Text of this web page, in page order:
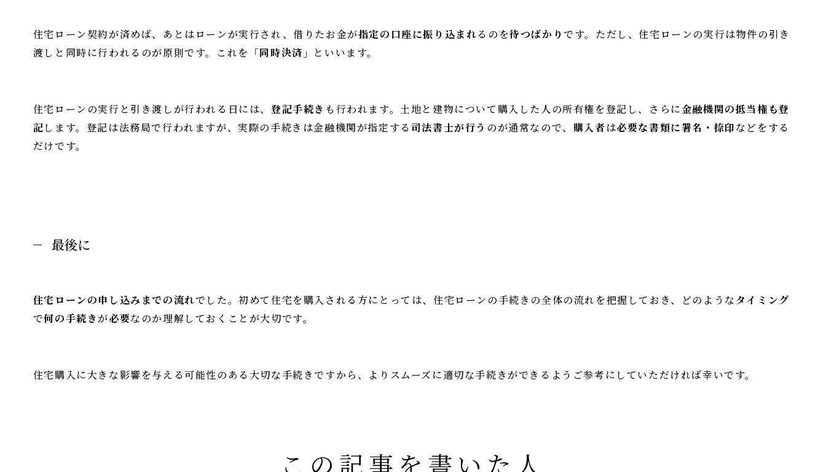
住宅ローン契約が済めば、あとはローンが実行され、借りたお金が指定の口座に振り込まれるのを待つばかりです。ただし、住宅ローンの実行は物件の引き
渡しと同時に行われるのが原則です。これを 「同時決済」 といいます。
住宅ローンの実行と引き渡しが行われる日には、 登記手続き も行われます。土地と建物について購入した人の所有権を登記し、さらに金融機関の抵当権も登
記します。登記は法務局で行われますが、実際の手続きは金融機関が指定する司法書士が行う のが通常なので、 購入者は必要な書類に署名・捺印などをする
だけです。
最後に
住宅ローンの申し込みまでの流れでした。初めて住宅を購入される方にとっては、住宅ローンの手続きの全体の流れを把握しておき、どのような タイミング
で何の手続き が必要なのか理解しておくことが大切です。
住宅購入に大きな影響を与える可能性のある大切な手続きですから、よりスムーズに適切な手続きができるようご参考にしていただければ幸いです。
この記事を書いた人